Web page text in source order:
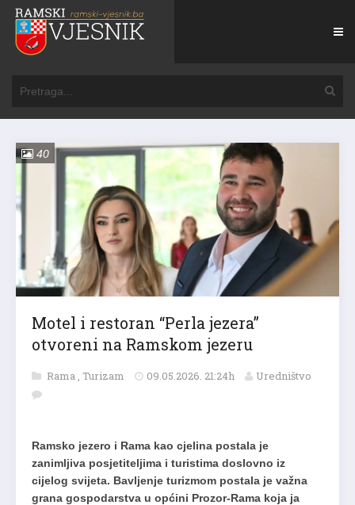
40
Motel i restoran “Perla jezera”
otvoreni na Ramskom jezeru
Rama , Turizam 09.05.2026. 21:24h Uredništvo
Ramsko jezero i Rama kao cjelina postala je
zanimljiva posjetiteljima i turistima doslovno iz
cijelog svijeta. Bavljenje turizmom postala je važna
grana gospodarstva u općini Prozor-Rama koja ja